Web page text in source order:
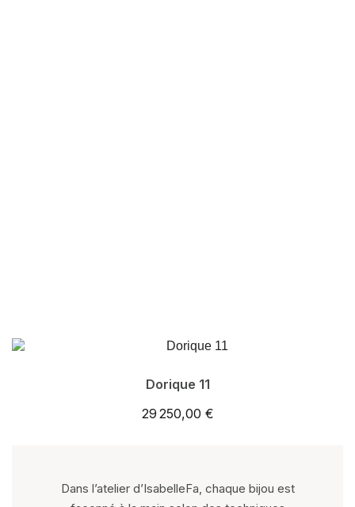
Dorique 11
29 250,00 €
Dans l’atelier d’IsabelleFa, chaque bijou est